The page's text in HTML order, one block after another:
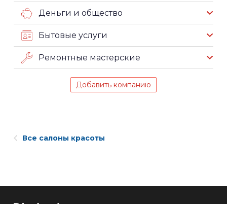
Деньги и общество
Бытовые услуги
Ремонтные мастерские
Добавить компанию
Все салоны красоты